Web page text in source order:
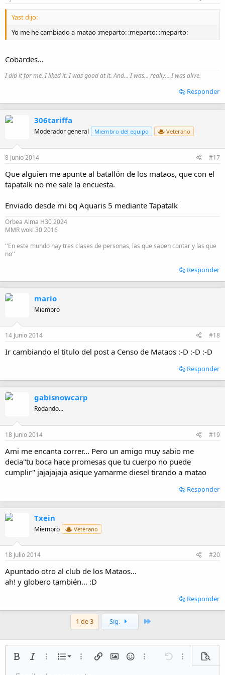
Yast dijo:
Yo me he cambiado a matao :meparto: :meparto: :meparto:
Cobardes...
I did it for me. I liked it. I was good at it. And... I was... really... I was alive.
Responder
306tariffa
Moderador general Miembro del equipo Veterano
8 Junio 2014 #17
Que alguien me apunte al batallón de los mataos, que con el
tapatalk no me sale la encuesta.
Enviado desde mi bq Aquaris 5 mediante Tapatalk
Orbea Alma H30 2024
MMR woki 30 2016
''En este mundo hay tres clases de personas, las que saben contar y las que
no''
Responder
mario
Miembro
14 Junio 2014 #18
Ir cambiando el titulo del post a Censo de Mataos :-D :-D :-D
Responder
gabisnowcarp
Rodando...
18 Junio 2014 #19
Ami me encanta correr... Pero un amigo muy sabio me
decia"tu boca hace promesas que tu cuerpo no puede
cumplir" jajajajaja asique yamarme diesel tirando a matao
Responder
Txein
Miembro Veterano
18 Julio 2014 #20
Apuntado otro al club de los Mataos...
ah! y globero también... :D
Responder
1 de 3 Sig.
NegritaCursivaMás opciones…
Lista
Lista numerada
Más opciones…
Insertar enlace
Insertar imagen
EmoticonosMás opciones…
Deshacer
Más
Vista